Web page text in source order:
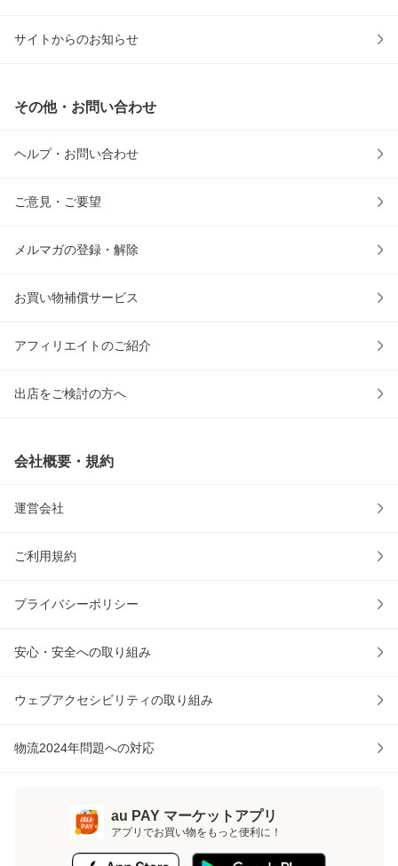
サイトからのお知らせ
その他・お問い合わせ
ヘルプ・お問い合わせ
ご意見・ご要望
メルマガの登録・解除
お買い物補償サービス
アフィリエイトのご紹介
出店をご検討の方へ
会社概要・規約
運営会社
ご利用規約
プライバシーポリシー
安心・安全への取り組み
ウェブアクセシビリティの取り組み
物流2024年問題への対応
au PAY マーケットアプリ
アプリでお買い物をもっと便利に！